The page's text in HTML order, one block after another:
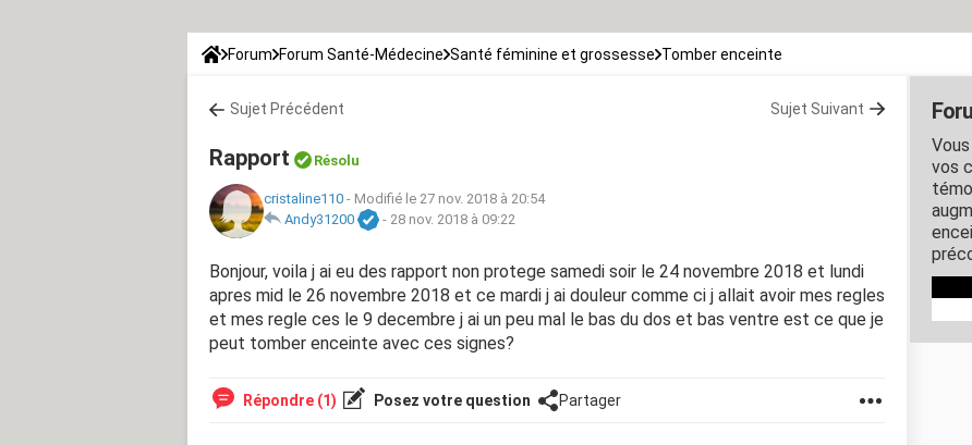
Forum Forum Santé-Médecine Santé féminine et grossesse Tomber enceinte
Sujet Précédent Sujet Suivant
Rapport Résolu
cristaline110 - Modifié le 27 nov. 2018 à 20:54
Andy31200
- 28 nov. 2018 à 09:22
Bonjour, voila j ai eu des rapport non protege samedi soir le 24 novembre 2018 et lundi
apres mid le 26 novembre 2018 et ce mardi j ai douleur comme ci j allait avoir mes regles
et mes regle ces le 9 decembre j ai un peu mal le bas du dos et bas ventre est ce que je
peut tomber enceinte avec ces signes?
Répondre (1) Posez votre question Partager
vos